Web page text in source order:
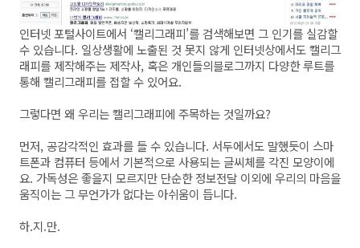
인터넷 포털사이트에서 ‘캘리그래피’를 검색해보면 그 인기를 실감할
수 있습니다. 일상생활에 노출된 것 못지 않게 인터넷상에서도 캘리그
래피를 제작해주는 제작사, 혹은 개인들의블로그까지 다양한 루트를
통해 캘리그래피를 접할 수 있어요.
그렇다면 왜 우리는 캘리그래피에 주목하는 것일까요?
먼저, 공감각적인 효과를 들 수 있습니다. 서두에서도 말했듯이 스마
트폰과 컴퓨터 등에서 기본적으로 사용되는 글씨체를 각진 모양이에
요. 가독성은 좋을지 모르지만 단순한 정보전달 이외에 우리의 마음을
움직이는 그 무언가가 없다는 아쉬움이 듭니다.
하.지.만.